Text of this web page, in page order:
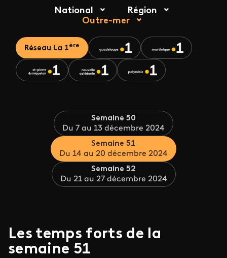
National
Région
Outre-mer
Réseau La 1ère
Semaine 50
Du 7 au 13 décembre 2024
Semaine 51
Du 14 au 20 décembre 2024
Semaine 52
Du 21 au 27 décembre 2024
Les temps forts de la
semaine 51